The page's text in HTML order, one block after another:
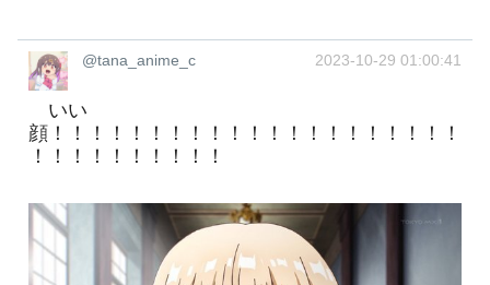
@tana_anime_c 2023-10-29 01:00:41
いい
顔！！！！！！！！！！！！！！！！！！！！！
！！！！！！！！！！